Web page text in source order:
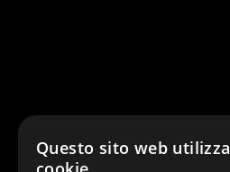
Questo sito web utilizza